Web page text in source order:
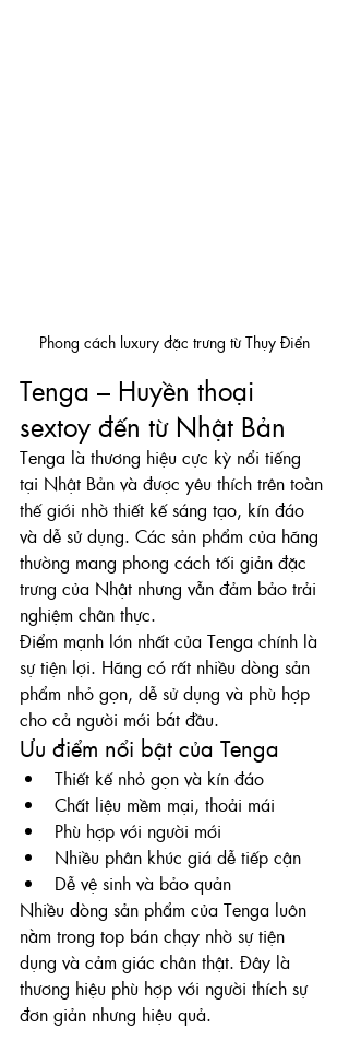
Phong cách luxury đặc trưng từ Thụy Điển
Tenga – Huyền thoại
sextoy đến từ Nhật Bản
Tenga là thương hiệu cực kỳ nổi tiếng
tại Nhật Bản và được yêu thích trên toàn
thế giới nhờ thiết kế sáng tạo, kín đáo
và dễ sử dụng. Các sản phẩm của hãng
thường mang phong cách tối giản đặc
trưng của Nhật nhưng vẫn đảm bảo trải
nghiệm chân thực.
Điểm mạnh lớn nhất của Tenga chính là
sự tiện lợi. Hãng có rất nhiều dòng sản
phẩm nhỏ gọn, dễ sử dụng và phù hợp
cho cả người mới bắt đầu.
Ưu điểm nổi bật của Tenga
Thiết kế nhỏ gọn và kín đáo
Chất liệu mềm mại, thoải mái
Phù hợp với người mới
Nhiều phân khúc giá dễ tiếp cận
Dễ vệ sinh và bảo quản
Nhiều dòng sản phẩm của Tenga luôn
nằm trong top bán chạy nhờ sự tiện
dụng và cảm giác chân thật. Đây là
thương hiệu phù hợp với người thích sự
đơn giản nhưng hiệu quả.